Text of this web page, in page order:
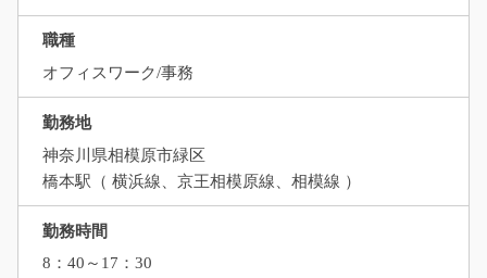
職種
オフィスワーク/事務
勤務地
神奈川県相模原市緑区
橋本駅（ 横浜線、京王相模原線、相模線 ）
勤務時間
8：40～17：30